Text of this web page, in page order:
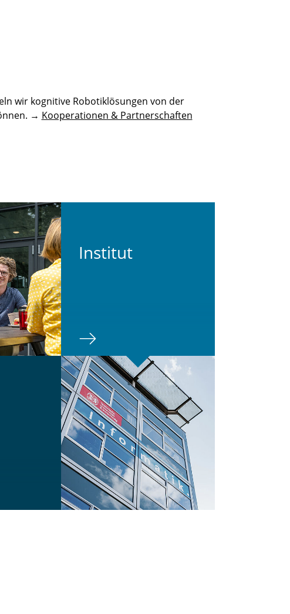
wir kognitive Robotiklösungen von der
→ Kooperationen & Partnerschaften
In­sti­tut